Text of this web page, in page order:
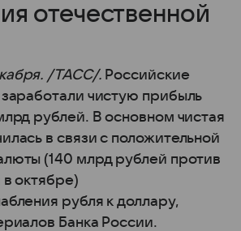
отечественной
/ТАСС/. Российские
чистую прибыль
рублей. В основном чистая
в связи с положительной
(140 млрд рублей против
октябре)
рубля к доллару,
Банка России.